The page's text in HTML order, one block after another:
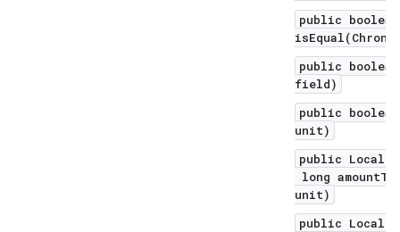
public boolean
public
field)
public
unit)
public
long
unit)
public